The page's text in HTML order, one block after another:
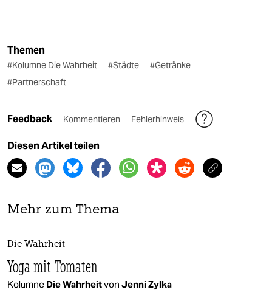
Themen
#Kolumne Die Wahrheit #Städte
#Getränke
#Partnerschaft
Feedback Kommentieren Fehlerhinweis
Diesen Artikel teilen
Mehr zum Thema
Die Wahrheit
Yoga mit Tomaten
Kolumne Die Wahrheitvon Jenni Zylka